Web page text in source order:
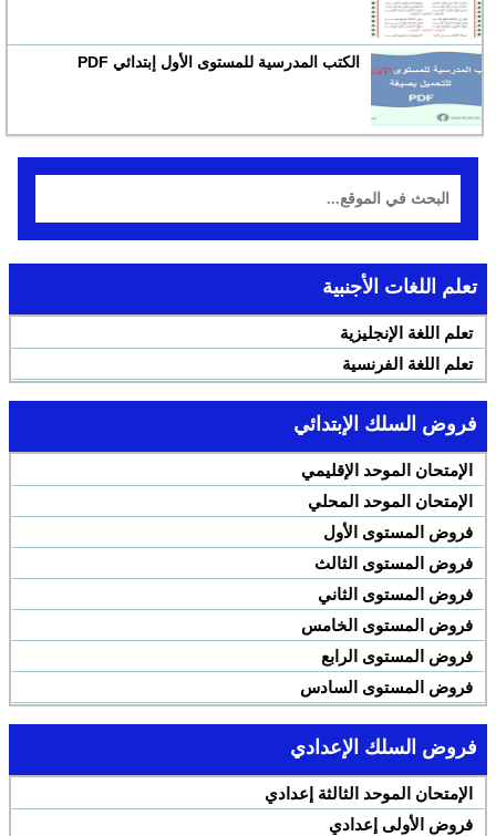
الكتب المدرسية للمستوى الأول إبتدائي PDF
تعلم اللغات الأجنبية
تعلم اللغة الإنجليزية
تعلم اللغة الفرنسية
فروض السلك الإبتدائي
الإمتحان الموحد الإقليمي
الإمتحان الموحد المحلي
فروض المستوى الأول
فروض المستوى الثالث
فروض المستوى الثاني
فروض المستوى الخامس
فروض المستوى الرابع
فروض المستوى السادس
فروض السلك الإعدادي
الإمتحان الموحد الثالثة إعدادي
فروض الأولى إعدادي